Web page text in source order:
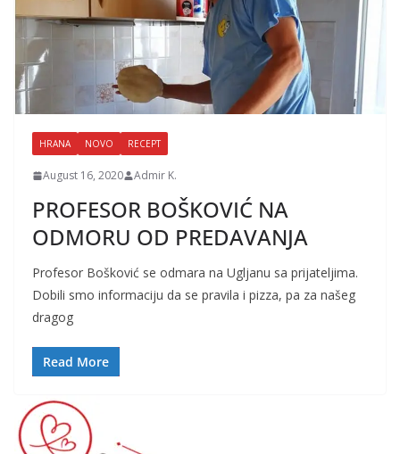
HRANA NOVO RECEPT
August 16, 2020 Admir K.
PROFESOR BOŠKOVIĆ NA
ODMORU OD PREDAVANJA
Profesor Bošković se odmara na Ugljanu sa prijateljima.
Dobili smo informaciju da se pravila i pizza, pa za našeg
dragog
Read More